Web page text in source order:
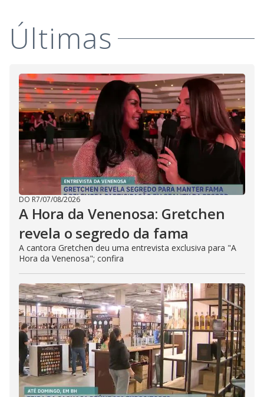
Últimas
DO R7/07/08/2026
A Hora da Venenosa: Gretchen
revela o segredo da fama
A cantora Gretchen deu uma entrevista exclusiva para "A
Hora da Venenosa"; confira